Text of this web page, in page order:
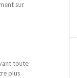
sur
toute
plus